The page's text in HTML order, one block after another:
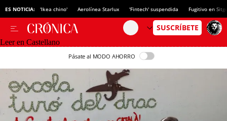
ES NOTICIA: 'Ikea chino' Aerolínea Starlux 'Fintech' suspendida Fugitivo en
Leer en Castellano
Pásate al MODO AHORRO